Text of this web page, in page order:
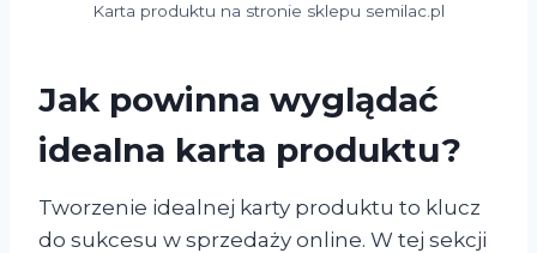
Karta produktu na stronie sklepu semilac.pl
Jak powinna wyglądać
idealna karta produktu?
Tworzenie idealnej karty produktu to klucz
do sukcesu w sprzedaży online. W tej sekcji